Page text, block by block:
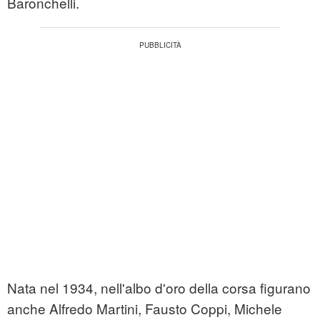
Nata nel 1934, nell'albo d'oro della corsa figurano
anche Alfredo Martini, Fausto Coppi, Michele